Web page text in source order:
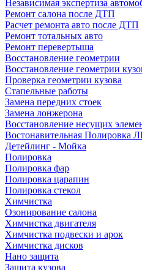
Независимая экспертиза
Ремонт салона после ДТП
Расчет ремонта авто после ДТП
Ремонт тотальных авто
Ремонт перевертыша
Восстановление геометрии
Восстановление геометрии
Проверка геометрии кузова
Стапельные работы
Замена передних стоек
Замена лонжерона
Восстановление несущих
Востонавительная Полировка
Детейлинг - Мойка
Полировка
Полировка фар
Полировка царапин
Полировка стекол
Химчистка
Озонирование салона
Химчистка двигателя
Химчистка подвески и арок
Химчистка дисков
Нано защита
Защита кузова